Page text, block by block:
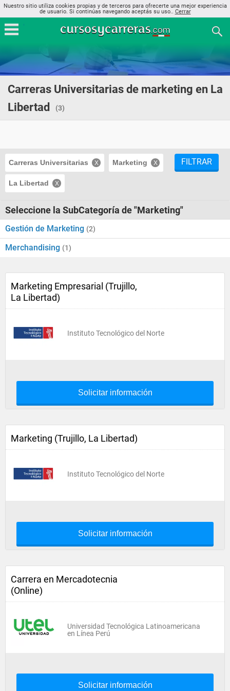
Nuestro sitio utiliza cookies propias y de terceros para ofrecerte una mejor experiencia
de usuario. Si continúas navegando aceptás su uso.. Cerrar
Carreras Universitarias de marketing en La
Libertad
(3)
Carreras Universitarias Marketing
La Libertad
FILTRAR
Seleccione la SubCategoría de "Marketing"
Gestión de Marketing (2)
Merchandising (1)
Marketing Empresarial (Trujillo,
La Libertad)
Instituto Tecnológico del Norte
Solicitar información
Marketing (Trujillo, La Libertad)
Instituto Tecnológico del Norte
Solicitar información
Carrera en Mercadotecnia
(Online)
Universidad Tecnológica Latinoamericana
en Línea Perú
Solicitar información